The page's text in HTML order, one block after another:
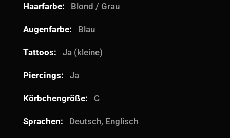
Haarfarbe: Blond / Grau
Augenfarbe: Blau
Tattoos: Ja (kleine)
Piercings: Ja
Körbchengröße: C
Sprachen: Deutsch, Englisch